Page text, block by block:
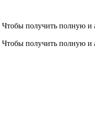
Чтобы получить полную и
Чтобы получить полную и